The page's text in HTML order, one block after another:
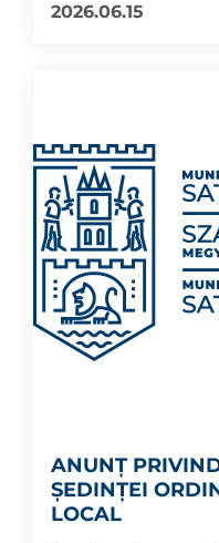
2026.06.15
ANUNȚ
ȘEDINȚEI
LOCAL